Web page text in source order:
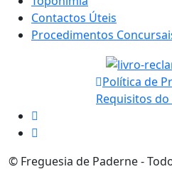
Contactos Úteis
Procedimentos
Política de
Requisitos
© Freguesia de Paderne -